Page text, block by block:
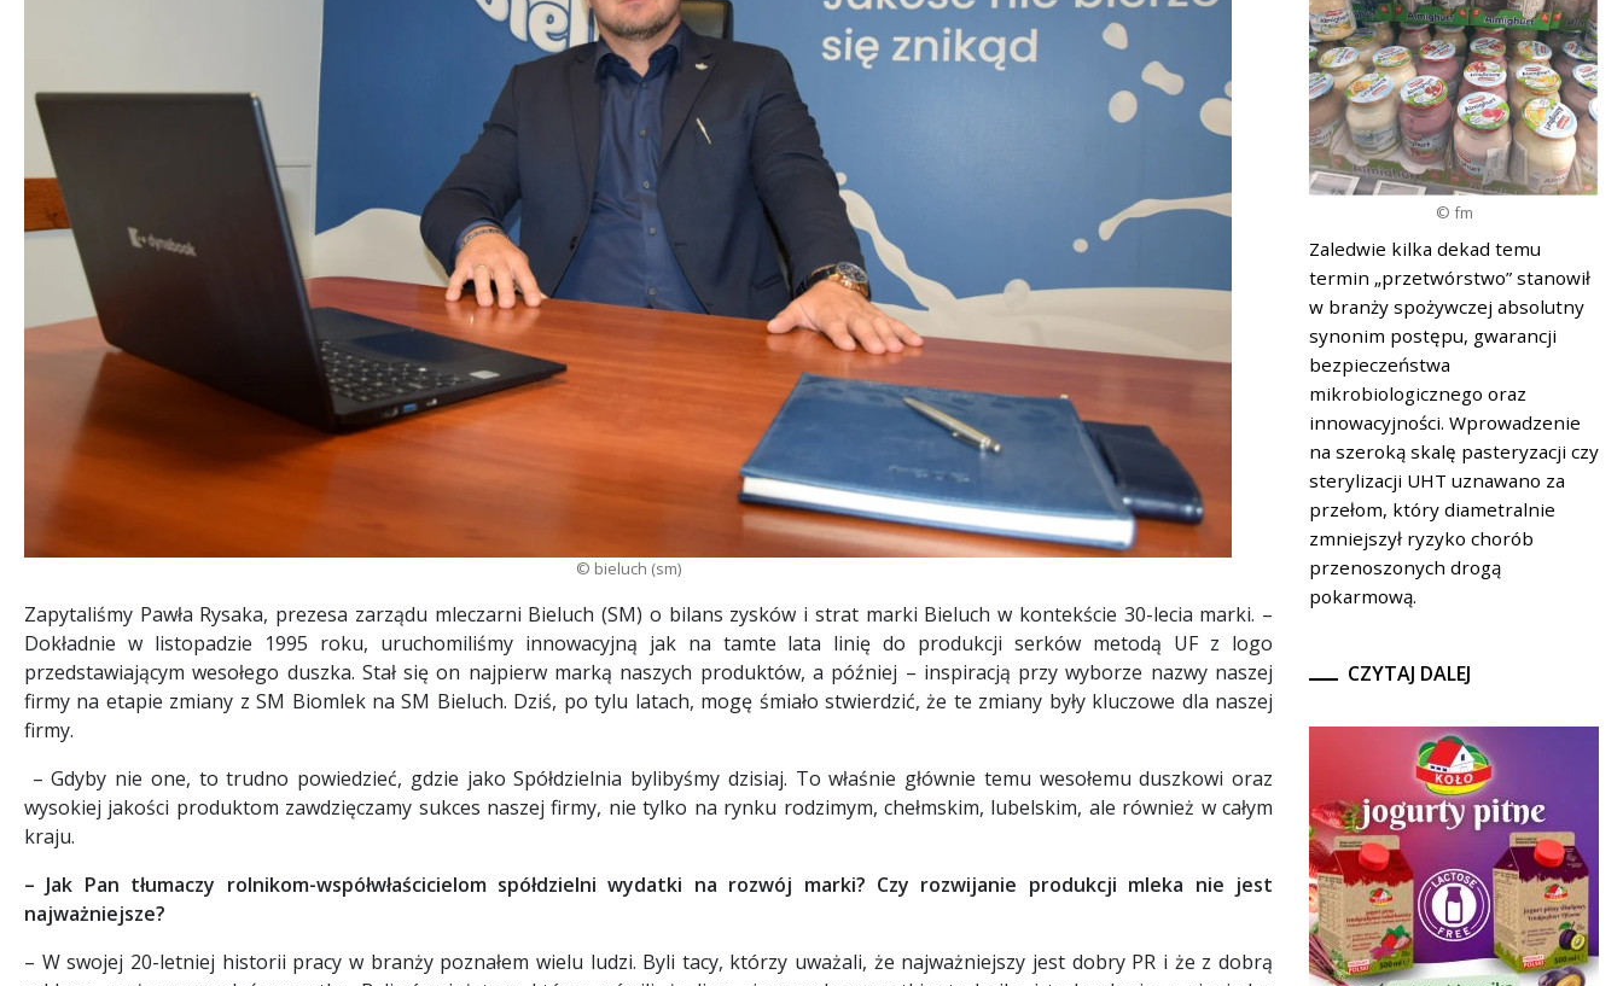
© bieluch (sm)
Zapytaliśmy Pawła Rysaka, prezesa zarządu mleczarni Bieluch (SM) o bilans zysków i strat marki Bieluch w kontekście 30-lecia marki. –
Dokładnie w listopadzie 1995 roku, uruchomiliśmy innowacyjną jak na tamte lata linię do produkcji serków metodą UF z logo
przedstawiającym wesołego duszka. Stał się on najpierw marką naszych produktów, a później – inspiracją przy wyborze nazwy naszej
firmy na etapie zmiany z SM Biomlek na SM Bieluch. Dziś, po tylu latach, mogę śmiało stwierdzić, że te zmiany były kluczowe dla naszej
firmy.
– Gdyby nie one, to trudno powiedzieć, gdzie jako Spółdzielnia bylibyśmy dzisiaj. To właśnie głównie temu wesołemu duszkowi oraz
wysokiej jakości produktom zawdzięczamy sukces naszej firmy, nie tylko na rynku rodzimym, chełmskim, lubelskim, ale również w całym
kraju.
– Jak Pan tłumaczy rolnikom-współwłaścicielom spółdzielni wydatki na rozwój marki? Czy rozwijanie produkcji mleka nie jest
najważniejsze?
– W swojej 20-letniej historii pracy w branży poznałem wielu ludzi. Byli tacy, którzy uważali, że najważniejszy jest dobry PR i że z dobrą
© fm
Zaledwie kilka dekad temu
termin „przetwórstwo” stanowił
w branży spożywczej absolutny
synonim postępu, gwarancji
bezpieczeństwa
mikrobiologicznego oraz
innowacyjności. Wprowadzenie
na szeroką skalę pasteryzacji czy
sterylizacji UHT uznawano za
przełom, który diametralnie
zmniejszył ryzyko chorób
przenoszonych drogą
pokarmową.
CZYTAJ DALEJ